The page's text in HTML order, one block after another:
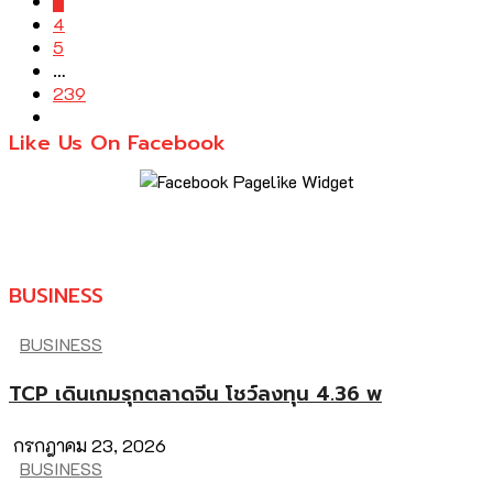
4
5
…
239
Like Us On Facebook
BUSINESS
BUSINESS
TCP เดินเกมรุกตลาดจีน โชว์ลงทุน 4.36 พ
กรกฎาคม 23, 2026
BUSINESS